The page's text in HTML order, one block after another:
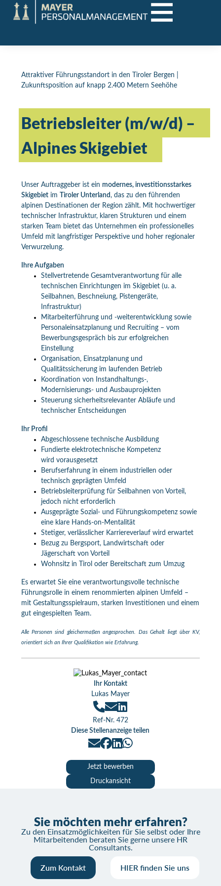
Attraktiver Führungsstandort in den Tiroler Bergen |
Zukunftsposition auf knapp 2.400 Metern Seehöhe
Betriebsleiter (m/w/d) –
Alpines Skigebiet
Unser Auftraggeber ist ein modernes, investitionsstarkes
Skigebietim Tiroler Unterland, das zu den führenden
alpinen Destinationen der Region zählt. Mit hochwertiger
technischer Infrastruktur, klaren Strukturen und einem
starken Team bietet das Unternehmen ein professionelles
Umfeld mit langfristiger Perspektive und hoher regionaler
Verwurzelung.
Ihre Aufgaben
Stellvertretende Gesamtverantwortung für alle
technischen Einrichtungen im Skigebiet (u. a.
Seilbahnen, Beschneiung, Pistengeräte,
Infrastruktur)
Mitarbeiterführung und -weiterentwicklung sowie
Personaleinsatzplanung und Recruiting – vom
Bewerbungsgespräch bis zur erfolgreichen
Einstellung
Organisation, Einsatzplanung und
Qualitätssicherung im laufenden Betrieb
Koordination von Instandhaltungs-,
Modernisierungs- und Ausbauprojekten
Steuerung sicherheitsrelevanter Abläufe und
technischer Entscheidungen
Ihr Profil
Abgeschlossene technische Ausbildung
Fundierte elektrotechnische Kompetenz
wird vorausgesetzt
Berufserfahrung in einem industriellen oder
technisch geprägten Umfeld
Betriebsleiterprüfung für Seilbahnen von Vorteil,
jedoch nicht erforderlich
Ausgeprägte Sozial- und Führungskompetenz sowie
eine klare Hands‑on‑Mentalität
Stetiger, verlässlicher Karriereverlauf wird erwartet
Bezug zu Bergsport, Landwirtschaft oder
Jägerschaft von Vorteil
Wohnsitz in Tirol oder Bereitschaft zum Umzug
Es erwartet Sie eine verantwortungsvolle technische
Führungsrolle in einem renommierten alpinen Umfeld –
mit Gestaltungsspielraum, starken Investitionen und einem
gut eingespielten Team.
Alle Personen sind gleichermaßen angesprochen. Das Gehalt liegt über KV,
orientiert sich an Ihrer Qualifikation wie Erfahrung.
Ihr Kontakt
Lukas Mayer
Ref-Nr. 472
Diese Stellenanzeige teilen
Jetzt bewerben
Druckansicht
Sie möchten mehr erfahren?
Zu den Einsatzmöglichkeiten für Sie selbst oder Ihre
Mitarbeitenden beraten Sie gerne unsere HR
Consultants.
Zum Kontakt HIER finden Sie uns